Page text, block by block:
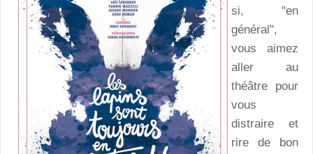
si, "en
général",
vous aimez
aller au
théâtre pour
vous
distraire et
rire de bon